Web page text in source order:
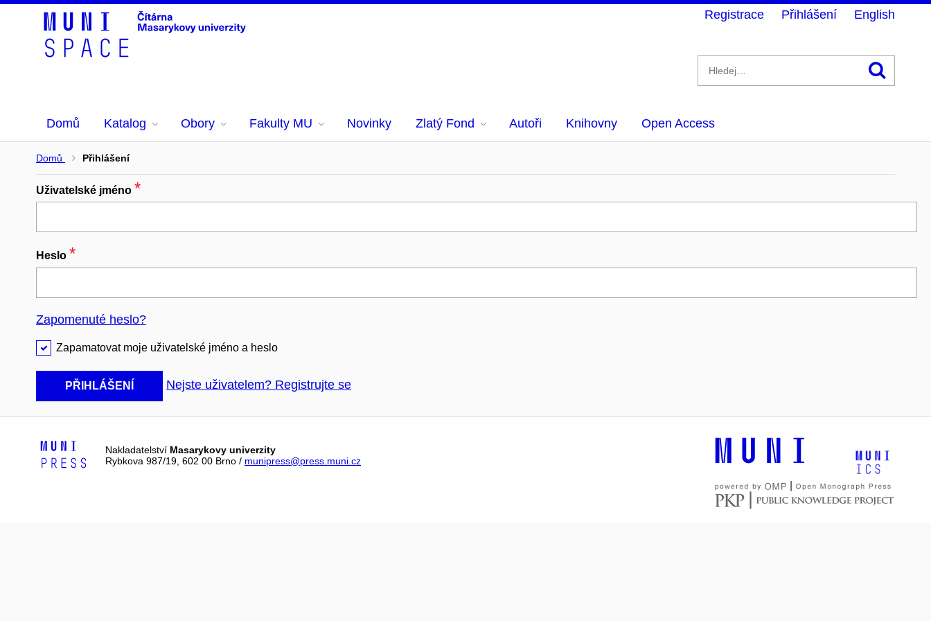
Domů Katalog Obory Fakulty MU Novinky Zlatý Fond Autoři Knihovny Open Access
Registrace Přihlášení English
Domů Přihlášení
Uživatelské jméno *
Heslo *
Zapomenuté heslo?
Zapamatovat moje uživatelské jméno a heslo
PŘIHLÁŠENÍ Nejste uživatelem? Registrujte se
Nakladatelství Masarykovy univerzity
Rybkova 987/19, 602 00 Brno / munipress@press.muni.cz